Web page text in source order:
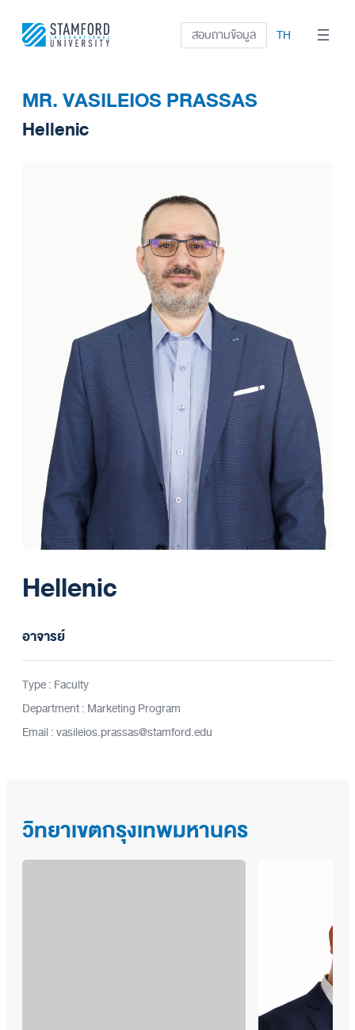
สอบถามข้อมูล TH
MR. VASILEIOS PRASSAS
Hellenic
Hellenic
อาจารย์
Type : Faculty
Department : Marketing Program
Email : vasileios.prassas@stamford.edu
วิทยาเขตกรุงเทพมหานคร